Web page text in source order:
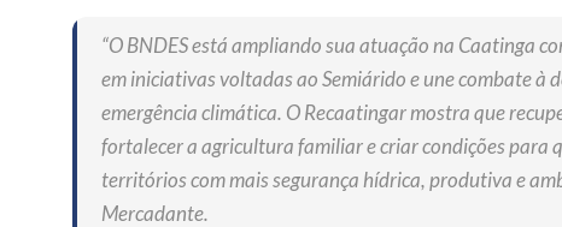
“O BNDES está ampliando sua atuação na Caatinga
em iniciativas voltadas ao Semiárido e une combate
emergência climática. O Recaatingar mostra que
fortalecer a agricultura familiar e criar condições para
territórios com mais segurança hídrica, produtiva e
Mercadante.